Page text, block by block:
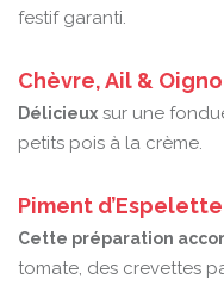
festif garanti.
Chèvre, Ail &
Délicieux sur une
petits pois à la crème.
Piment
Cette préparation
tomate, des crevettes